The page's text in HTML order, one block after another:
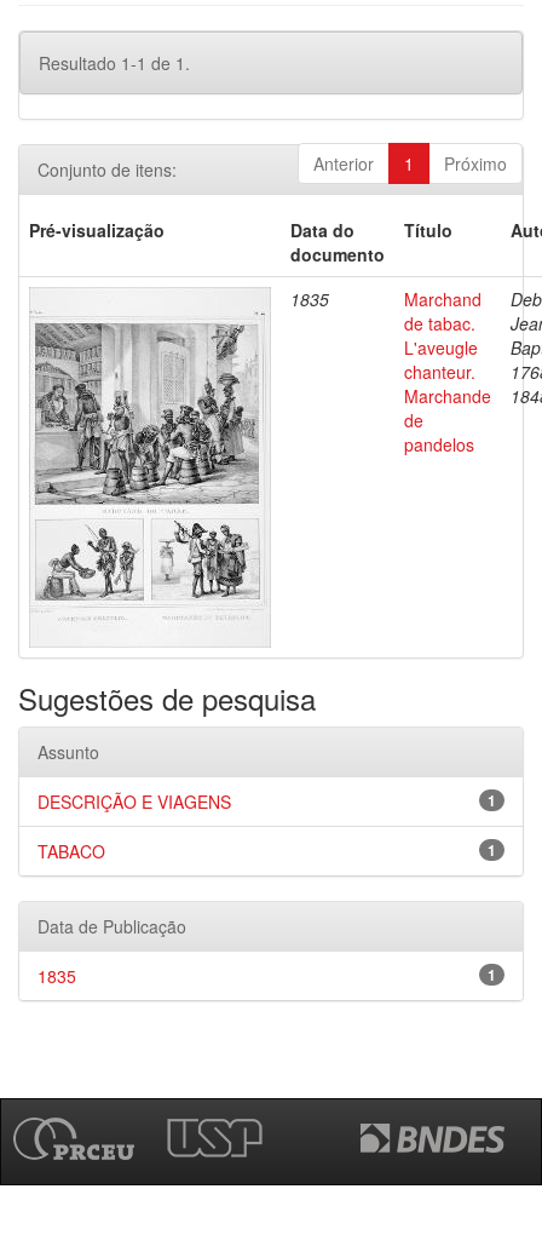
Resultado 1-1 de 1.
Anterior 1 Próximo
Conjunto de itens:
Pré-visualização
Data do
documento
Título
1835
Marchand
de tabac.
L'aveugle
chanteur.
Marchande
de
pandelos
Sugestões de pesquisa
Assunto
1
DESCRIÇÃO E VIAGENS
1
TABACO
Data de Publicação
1
1835